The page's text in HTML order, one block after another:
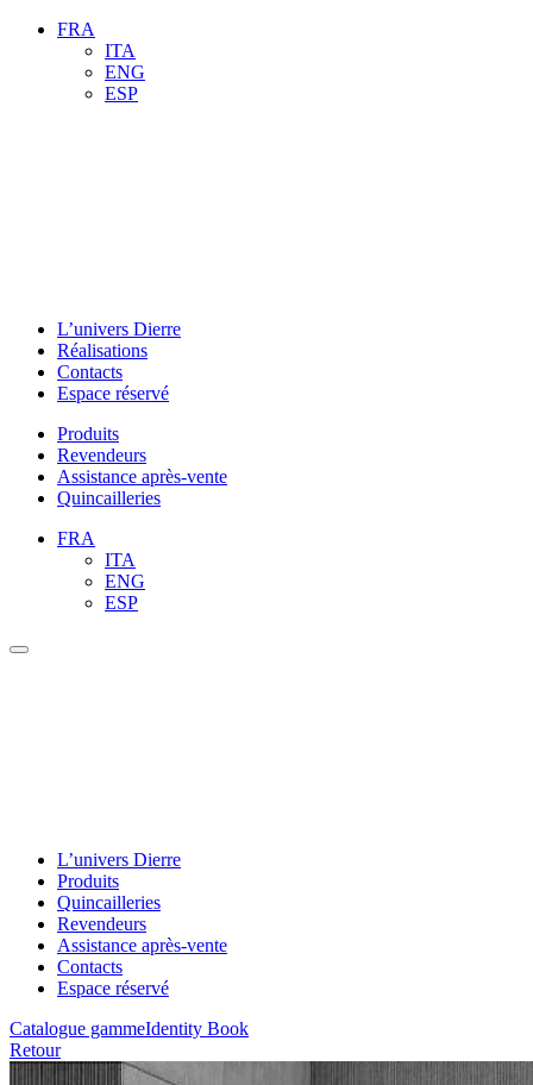
FRA
ITA
ENG
ESP
L’univers Dierre
Réalisations
Contacts
Espace réservé
Produits
Revendeurs
Assistance après-vente
Quincailleries
FRA
ITA
ENG
ESP
L’univers Dierre
Produits
Quincailleries
Revendeurs
Assistance après-vente
Contacts
Espace réservé
Catalogue gammeIdentity Book
Retour